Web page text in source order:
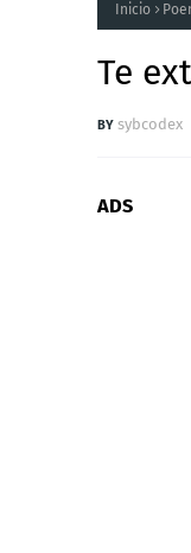
Inicio
Te
sybcodex
ADS